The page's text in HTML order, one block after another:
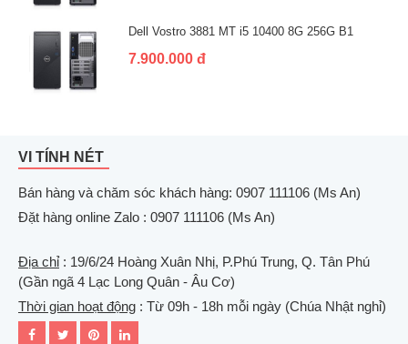
Dell Vostro 3881 MT i5 10400 8G 256G B1
7.900.000 đ
VI TÍNH NÉT
Bán hàng và chăm sóc khách hàng: 0907 111106 (Ms An)
Đặt hàng online Zalo : 0907 111106 (Ms An)
Địa chỉ: 19/6/24 Hoàng Xuân Nhị, P.Phú Trung, Q. Tân Phú
(Gần ngã 4 Lạc Long Quân - Âu Cơ)
Thời gian hoạt động : Từ 09h - 18h mỗi ngày (Chúa Nhật nghỉ)